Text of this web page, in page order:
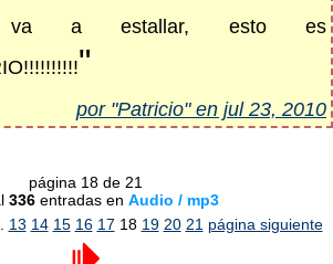
va a estallar, esto es
"
por "Patricio" en jul 23, 2010
página 18 de 21
336entradas en Audio / mp3
13 14 15 16 17 18 19 20 21 página siguiente